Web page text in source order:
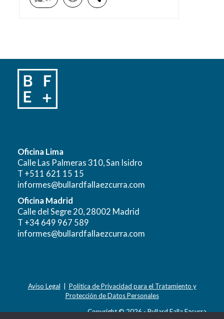
Oficina Lima
Calle Las Palmeras 310, San Isidro
T +511 621 15 15
informes@bullardfallaezcurra.com
Oficina Madrid
Calle del Segre 20, 28002 Madrid
T +34 649 967 589
informes@bullardfallaezcurra.com
Aviso Legal
Política de Privacidad para el Tratamiento y
Protección de Datos Personales
Copyright © 2026 - Bullard Falla Ezcurra